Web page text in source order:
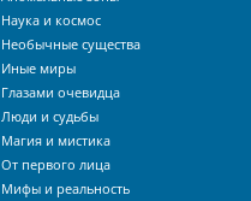
Наука и космос
Необычные существа
Иные миры
Глазами очевидца
Люди и судьбы
Магия и мистика
От первого лица
Мифы и реальность